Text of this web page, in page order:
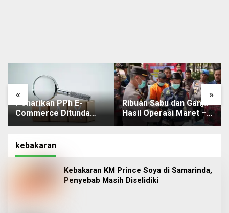
« »
Penarikan PPh E-
Commerce Ditunda
hingga November
Ribuan Sabu dan Ganja
Hasil Operasi Maret –
Juli di Sulawesi
kebakaran
Kebakaran KM Prince Soya di Samarinda,
Penyebab Masih Diselidiki